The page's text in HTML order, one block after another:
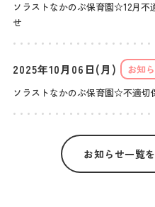
ソラストなかのぶ保育園☆12月不
せ
2025年10月06日(月)
お知
ソラストなかのぶ保育園☆不適切
お知らせ一覧